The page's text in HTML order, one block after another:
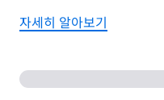
자세히 알아보기